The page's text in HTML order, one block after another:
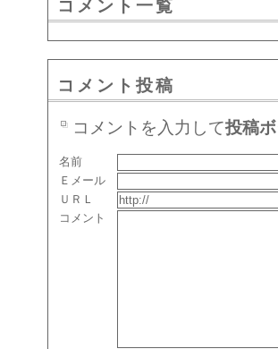
コメント一覧
コメント投稿
コメントを入力して投稿
名前
Ｅメール
ＵＲＬ
コメント